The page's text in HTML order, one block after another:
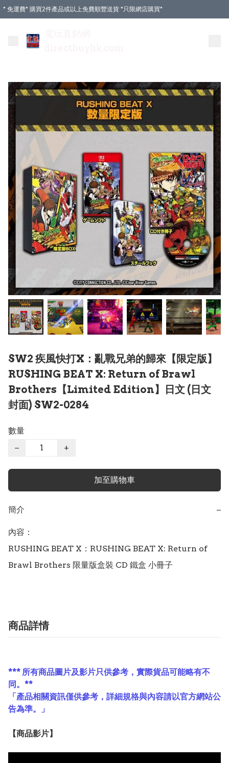
* 免運費* 購買2件產品或以上免費順豐送貨 *只限網店購買*
SW2 疾風快打X：亂戰兄弟的歸來【限定版】
RUSHING BEAT X: Return of Brawl
Brothers【Limited Edition】日文 (日文
封面) SW2-0284
數量
−
+
加至購物車
簡介 −
內容：
RUSHING BEAT X：RUSHING BEAT X: Return of
Brawl Brothers 限量版盒裝 CD 鐵盒 小冊子
商品詳情
*** 所有商品圖片及影片只供參考，實際貨品可能略有不
同。**
「產品相關資訊僅供參考，詳細規格與內容請以官方網站公
告為準。」
【商品影片】